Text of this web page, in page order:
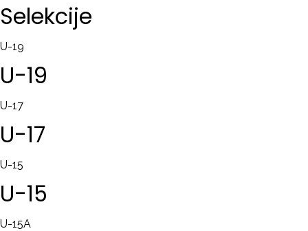
Selekcije
U-19
U-19
U-17
U-17
U-15
U-15
U-15A